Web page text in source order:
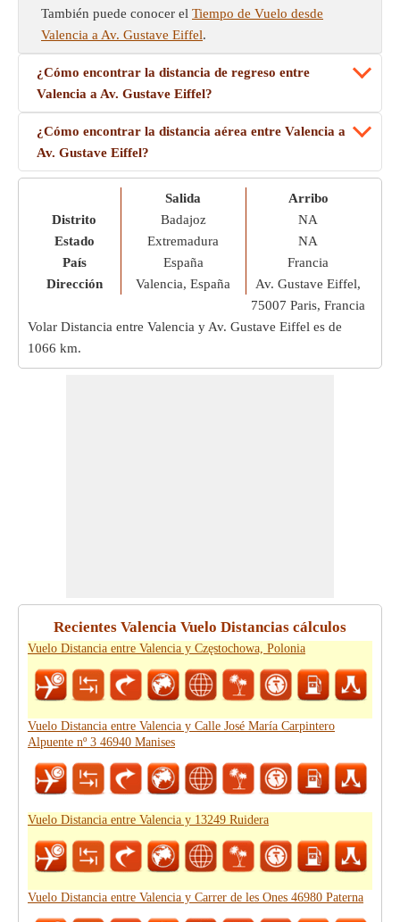
También puede conocer el Tiempo de Vuelo desde
Valencia a Av. Gustave Eiffel.
¿Cómo encontrar la distancia de regreso entre
Valencia a Av. Gustave Eiffel?
¿Cómo encontrar la distancia aérea entre Valencia a
Av. Gustave Eiffel?
Distrito
Estado
País
Dirección
Salida
Badajoz
Extremadura
España
Valencia, España
Arribo
NA
NA
Francia
Av. Gustave Eiffel,
75007 Paris, Francia
Volar Distancia entre Valencia y Av. Gustave Eiffel es de
1066 km.
Recientes Valencia Vuelo Distancias cálculos
Vuelo Distancia entre Valencia y Częstochowa, Polonia
Vuelo Distancia entre Valencia y Calle José María Carpintero
Alpuente nº 3 46940 Manises
Vuelo Distancia entre Valencia y 13249 Ruidera
Vuelo Distancia entre Valencia y Carrer de les Ones 46980 Paterna